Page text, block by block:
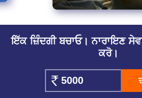
ਇੱਕ ਜ਼ਿੰਦਗੀ ਬਚਾਓ। ਨਾਰਾਇਣ
ਕਰੋ।